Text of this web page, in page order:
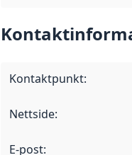
Kontaktpunkt:
Nettside:
E-post: